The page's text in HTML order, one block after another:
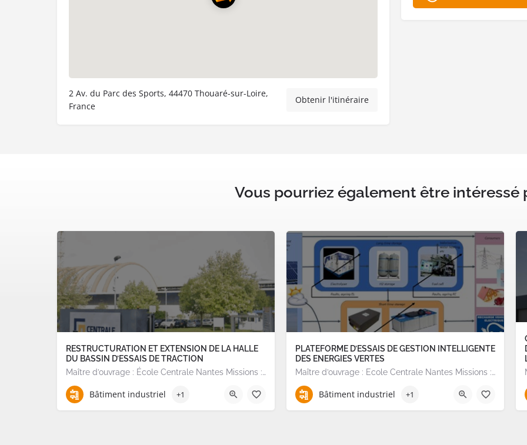
2 Av. du Parc des Sports, 44470 Thouaré-sur-Loire,
France
Obtenir l'itinéraire
Vous pourriez également être intéressé
RESTRUCTURATION ET EXTENSION DE LA HALLE
DU BASSIN D’ESSAIS DE TRACTION
Maître d’ouvrage : École Centrale Nantes Missions : Programmation et Consultation de la MOE sur…
Bâtiment industriel +1
PLATEFORME D’ESSAIS DE GESTION INTELLIGENTE
DES ENERGIES VERTES
Maître d’ouvrage : Ecole Centrale Nantes Missions : Etudes de préprogrammation, programmation et…
Bâtiment industriel +1